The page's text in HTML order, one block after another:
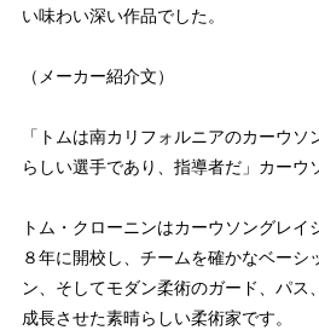
い味わい深い作品でした。
（メーカー紹介文）
「トムは南カリフォルニアのカーウ
らしい選手であり、指導者だ」カーウ
トム・クローニンはカーウソングレイ
８年に開校し、チームを確かなベーシ
ン、そしてモダン柔術のガード、パス
成長させた素晴らしい柔術家です。